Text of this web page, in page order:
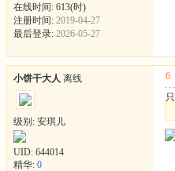
在线时间: 613(时)
注册时间: 2019-04-27
最后登录: 2026-05-27
小饼干大人 离线
级别: 安琪儿
UID: 644014
精华: 0
6